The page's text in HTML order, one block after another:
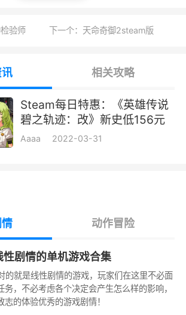
为某个原因临时解散后，进入搜
受了正式的反间谍、反恐训练。
道尔（Elie MacDowell）
绫
作为支援科成员与罗伊德一同展
治州议长的外祖父暂停了警察局
托（Tio Plato）
香织
验师 下一个：天命奇御2steam版
相关攻略
Steam每日特惠：《英雄传说
碧之轨迹：改》新史低156元
Aaaa 2022-03-31
动作冒险
性剧情的单机游戏合集
的就是线性剧情的游戏，玩家们在这里不必面
务，不必考虑各个决定会产生怎么样的影响，
的体验优秀的游戏剧情！